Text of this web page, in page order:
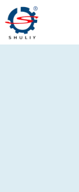
Aller
au
contenu